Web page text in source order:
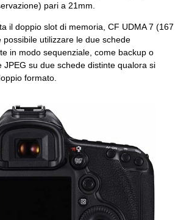
pari a 21mm.
il doppio slot di memoria, CF UDMA 7 (167
possibile utilizzare le due schede
in modo sequenziale, come backup o
JPEG su due schede distinte qualora si
formato.